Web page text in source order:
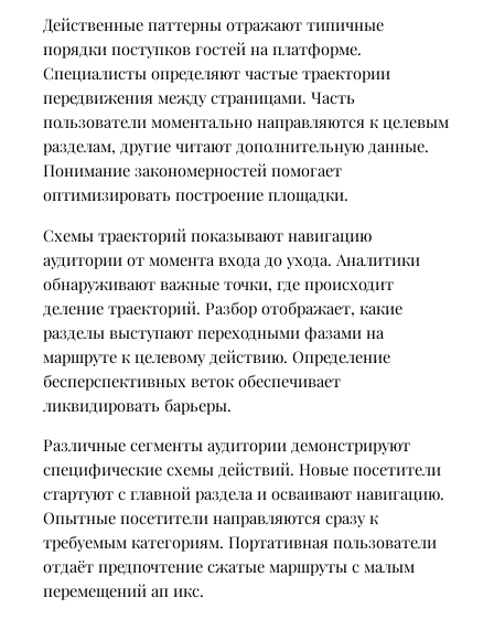
Действенные паттерны отражают типичные
порядки поступков гостей на платформе.
Специалисты определяют частые траектории
передвижения между страницами. Часть
пользователи моментально направляются к целевым
разделам, другие читают дополнительную данные.
Понимание закономерностей помогает
оптимизировать построение площадки.
Схемы траекторий показывают навигацию
аудитории от момента входа до ухода. Аналитики
обнаруживают важные точки, где происходит
деление траекторий. Разбор отображает, какие
разделы выступают переходными фазами на
маршруте к целевому действию. Определение
бесперспективных веток обеспечивает
ликвидировать барьеры.
Различные сегменты аудитории демонстрируют
специфические схемы действий. Новые посетители
стартуют с главной раздела и осваивают навигацию.
Опытные посетители направляются сразу к
требуемым категориям. Портативная пользователи
отдаёт предпочтение сжатые маршруты с малым
перемещений ап икс.